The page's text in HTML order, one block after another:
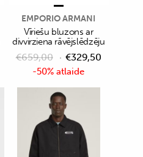
-50% atlaide
EMPORIO ARMANI
Vīriešu bluzons ar
divvirziena rāvējslēdzēju
€659,00 €329,50